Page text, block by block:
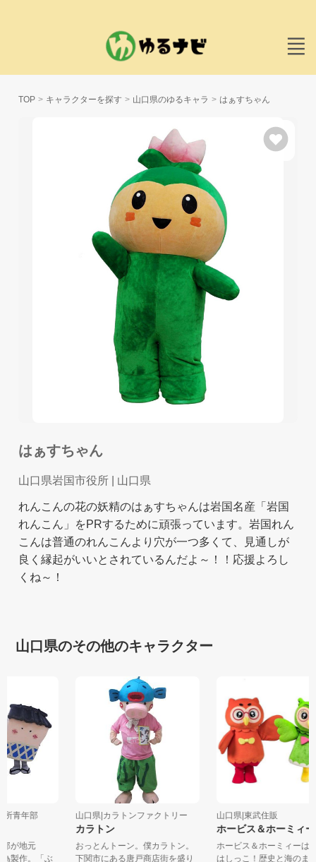
TOP キャラクターを探す 山口県のゆるキャラ はぁすちゃん
はぁすちゃん
山口県岩国市役所 | 山口県
れんこんの花の妖精のはぁすちゃんは岩国名産「岩国
れんこん」をPRするために頑張っています。岩国れん
こんは普通のれんこんより穴が一つ多くて、見通しが
良く縁起がいいとされているんだよ～！！応援よろし
くね～！
山口県のその他のキャラクター
所青年部
部が地元
為製作。「ぶ
山口県|カラトンファクトリー
カラトン
おっとんトーン。僕カラトン。
下関市にある唐戸商店街を盛り
山口県|東武住販
ホービス＆ホーミィ
ホービス＆ホーミィー
はしっこ！歴史と海の